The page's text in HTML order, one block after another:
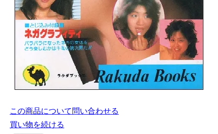
この商品について問い合わせる
買い物を続ける